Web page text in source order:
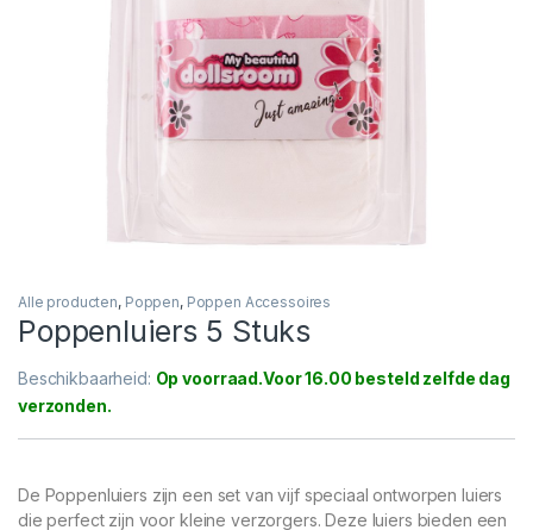
Alle producten, Poppen, Poppen Accessoires
Poppenluiers 5 Stuks
Beschikbaarheid: Op voorraad
De Poppenluiers zijn een set van vijf speciaal ontworpen luiers
die perfect zijn voor kleine verzorgers. Deze luiers bieden een